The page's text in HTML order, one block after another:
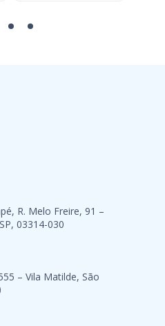
R. Melo Freire, 91 –
03314-030
– Vila Matilde, São